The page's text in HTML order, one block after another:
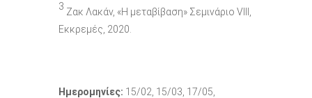
3 Ζακ Λακάν, «Η μεταβίβαση» Σεμινάριο VIII,
Εκκρεμές, 2020.
Ημερομηνίες: 15/02, 15/03, 17/05,